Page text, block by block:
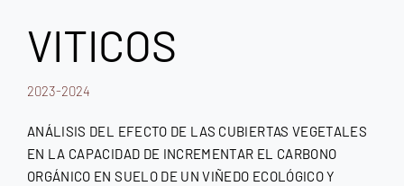
VITICOS
2023-2024
ANÁLISIS DEL EFECTO DE LAS CUBIERTAS VEGETALES
EN LA CAPACIDAD DE INCREMENTAR EL CARBONO
ORGÁNICO EN SUELO DE UN VIÑEDO ECOLÓGICO Y